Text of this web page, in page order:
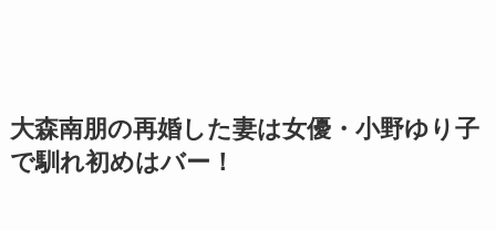
大森南朋の再婚した妻は女優・小野ゆり子
で馴れ初めはバー！